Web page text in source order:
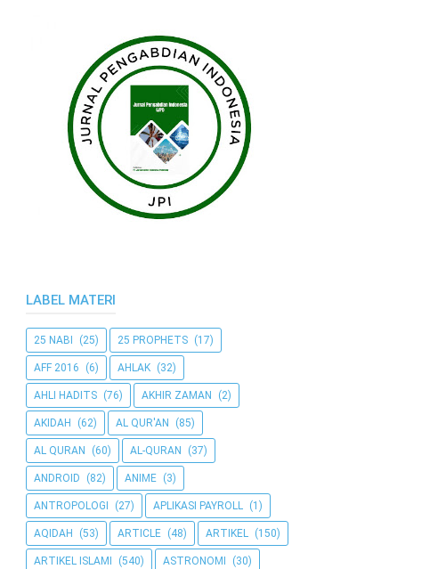
LABEL MATERI
25 NABI (25) 25 PROPHETS (17)
AFF 2016 (6) AHLAK (32)
AHLI HADITS (76) AKHIR ZAMAN (2)
AKIDAH (62) AL QUR'AN (85)
AL QURAN (60) AL-QURAN (37)
ANDROID (82) ANIME (3)
ANTROPOLOGI (27) APLIKASI PAYROLL (1)
AQIDAH (53) ARTICLE (48) ARTIKEL (150)
ARTIKEL ISLAMI (540) ASTRONOMI (30)